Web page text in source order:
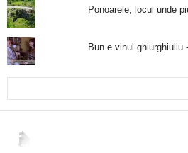
Ponoarele, locul unde
Bun e vinul ghiurghiuliu
2,265